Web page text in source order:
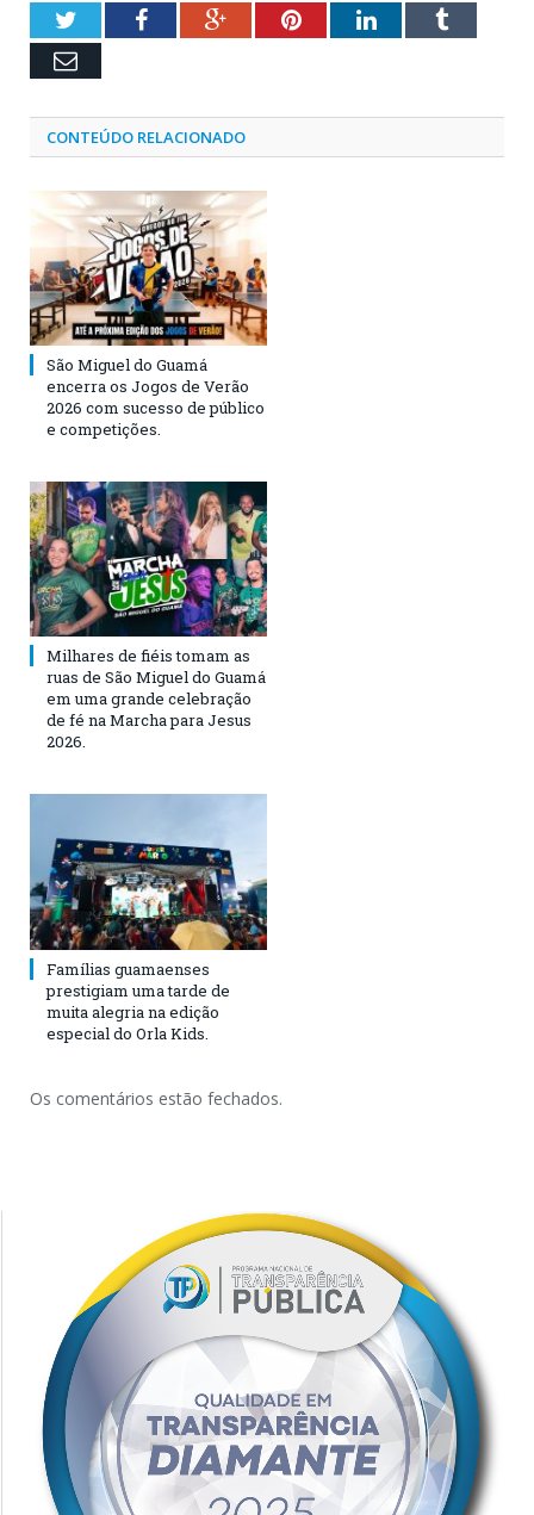
TwitterFacebookGoogle+PinterestLinkedInTumblr
Email
CONTEÚDO RELACIONADO
São Miguel do Guamá
encerra os Jogos de Verão
2026 com sucesso de público
e competições.
Milhares de fiéis tomam as
ruas de São Miguel do Guamá
em uma grande celebração
de fé na Marcha para Jesus
2026.
Famílias guamaenses
prestigiam uma tarde de
muita alegria na edição
especial do Orla Kids.
Os comentários estão fechados.